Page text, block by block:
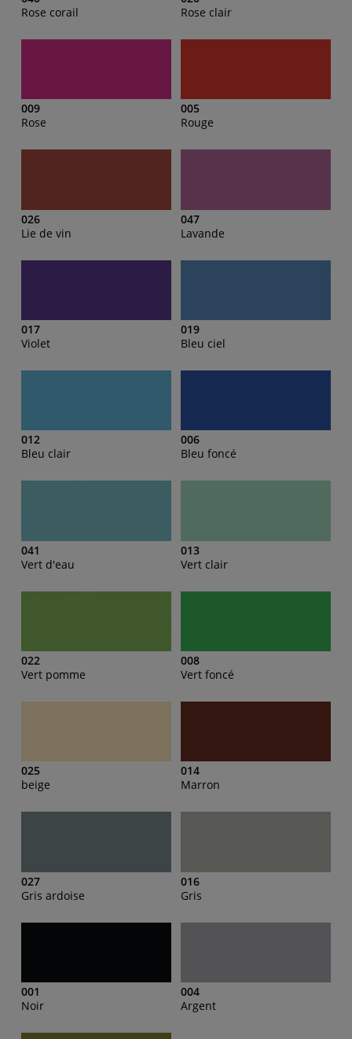
Rose corail
Rose clair
009
Rose
005
Rouge
026
Lie de vin
047
Lavande
017
Violet
019
Bleu ciel
012
Bleu clair
006
Bleu foncé
041
Vert d'eau
013
Vert clair
022
Vert pomme
008
Vert foncé
025
beige
014
Marron
027
Gris ardoise
016
Gris
001
Noir
004
Argent